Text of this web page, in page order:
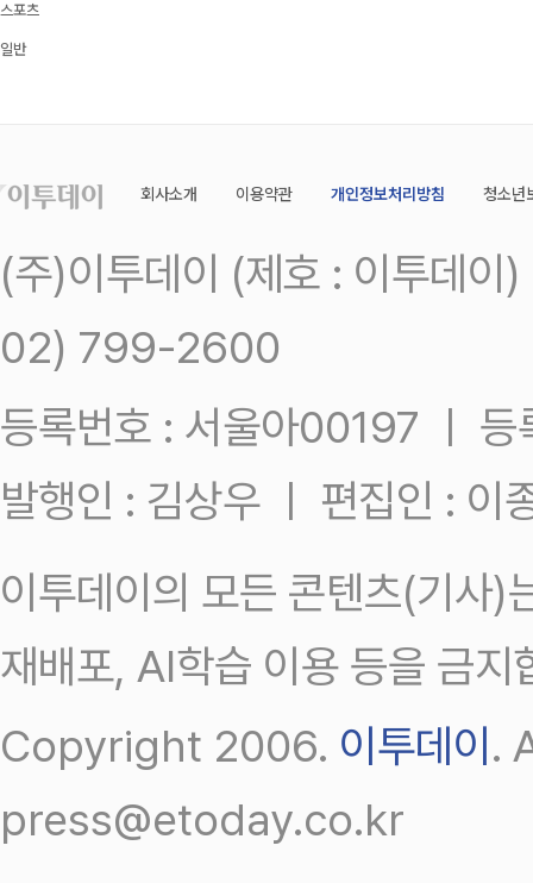
스포츠
일반
회사소개 이용약관 개인정보처리방침 청소년
(주)이투데이 (제호 : 이투데
02) 799-2600
등록번호 : 서울아00197 ㅣ
발행인 : 김상우 ㅣ 편집인 : 이
이투데이의 모든 콘텐츠(기사)
재배포, AI학습 이용 등을 금지
Copyright 2006. 이투데이 .
press@etoday.co.kr